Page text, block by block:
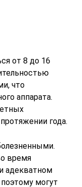
от 8 до 16
что
аппарата.
года.
время
адекватном
могут